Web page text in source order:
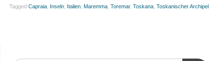
Tagged Capraia, Inseln, Italien, Maremma, Toremar, Toskana, Toskanischer Archipel